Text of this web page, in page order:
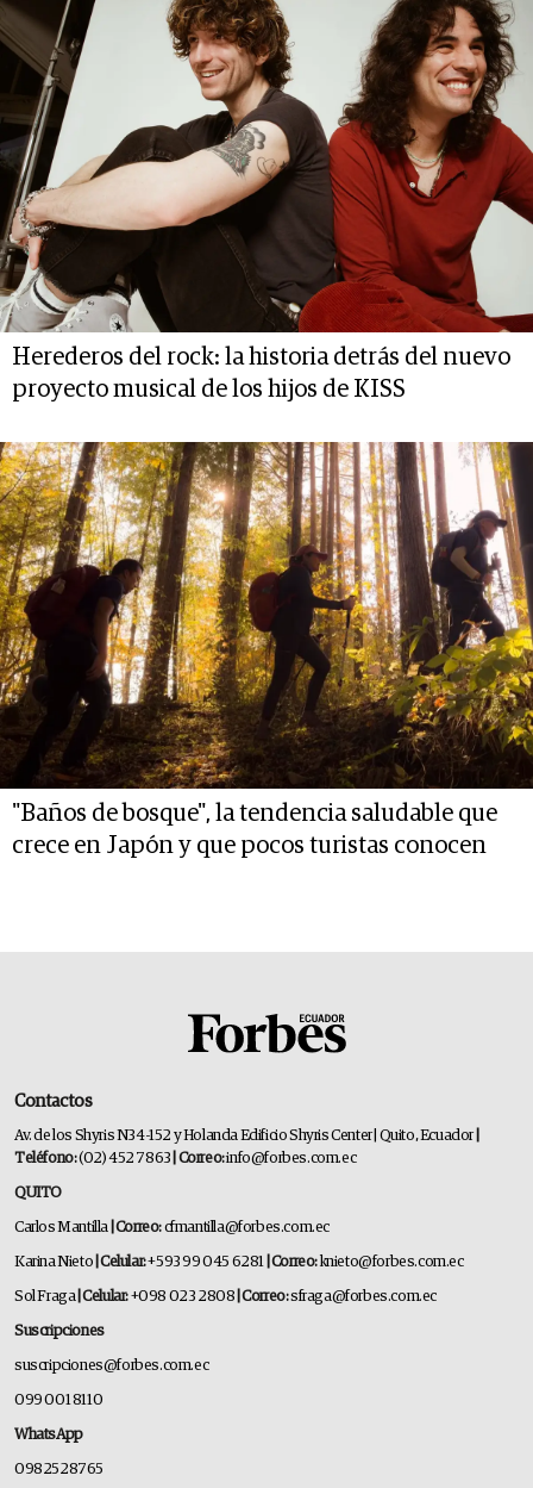
Herederos del rock: la historia detrás del nuevo
proyecto musical de los hijos de KISS
"Baños de bosque", la tendencia saludable que
crece en Japón y que pocos turistas conocen
Contactos
Av. de los Shyris N34-152 y Holanda Edificio Shyris Center | Quito, Ecuador
Teléfono:(02) 452 7863 | Correo:info@forbes.com.ec
QUITO
Carlos Mantilla | Correo:cfmantilla@forbes.com.ec
Karina Nieto | Celular:+593 99 045 6281 | Correo:knieto@forbes.com.ec
Sol Fraga| Celular:+098 023 2808 | Correo:sfraga@forbes.com.ec
Suscripciones
suscripciones@forbes.com.ec
099 001 8110
WhatsApp
0982528765